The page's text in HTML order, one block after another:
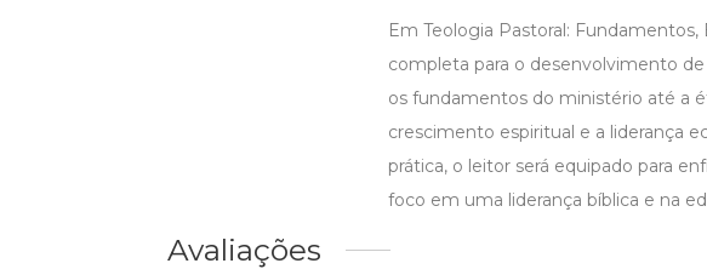
Em Teologia Pastoral:
completa para o desenvolvimento
os fundamentos do ministério até a
crescimento espiritual e a liderança
prática, o leitor será equipado para
foco em uma liderança bíblica e na
Avaliações